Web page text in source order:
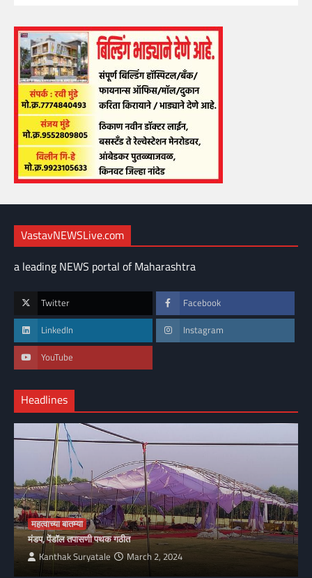
VastavNEWSLive.com
a leading NEWS portal of Maharashtra
Twitter Facebook
LinkedIn Instagram
YouTube
Headlines
महत्वाच्या बातम्या
मंडप, पेंडॉल तपासणी पथक गठीत
Kanthak Suryatale March 2, 2024